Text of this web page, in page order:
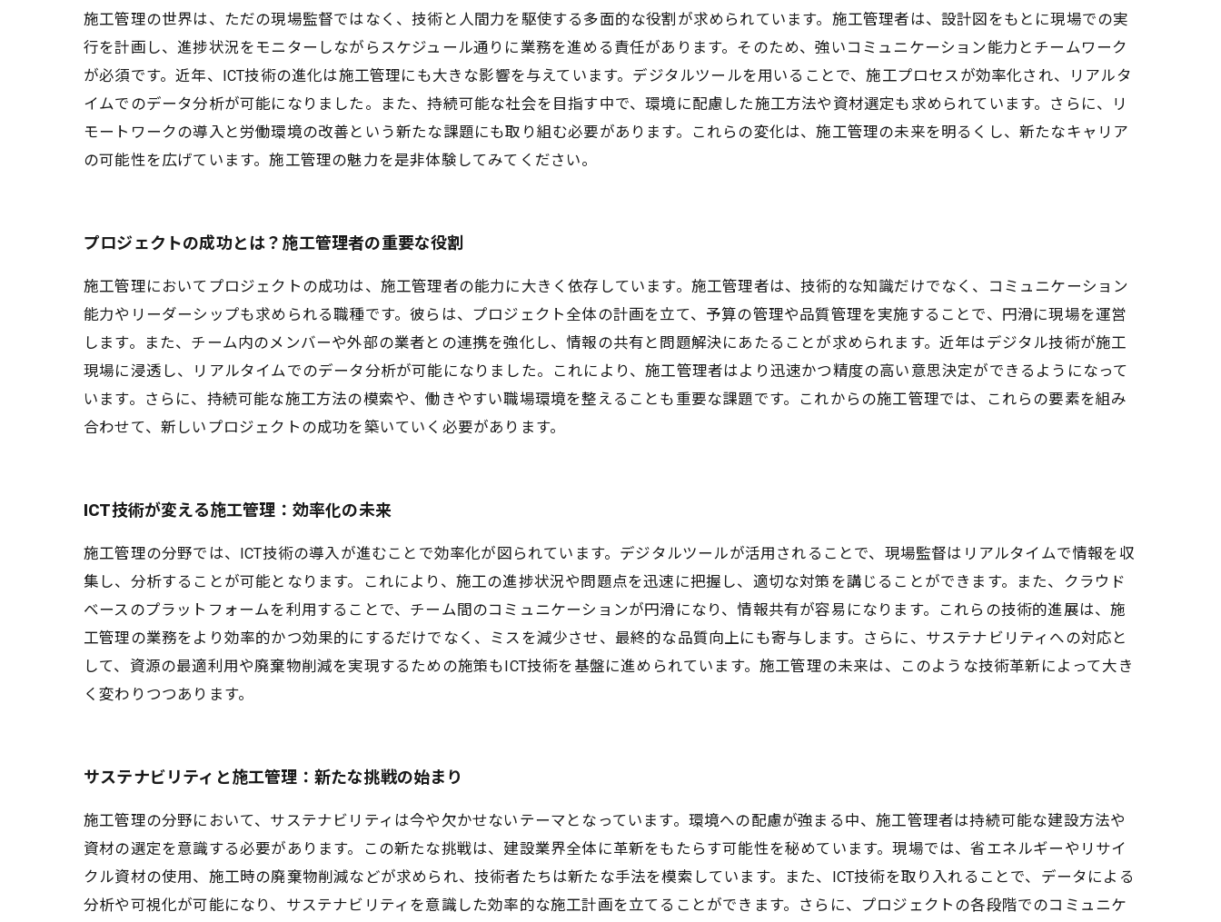
施工管理の世界は、ただの現場監督ではなく、技術と人間力を駆使する多面的な役割が求められています。施工管理者は、設計図をもとに現場での実
行を計画し、進捗状況をモニターしながらスケジュール通りに業務を進める責任があります。そのため、強いコミュニケーション能力とチームワーク
が必須です。近年、ICT技術の進化は施工管理にも大きな影響を与えています。デジタルツールを用いることで、施工プロセスが効率化され、リアルタ
イムでのデータ分析が可能になりました。また、持続可能な社会を目指す中で、環境に配慮した施工方法や資材選定も求められています。さらに、リ
モートワークの導入と労働環境の改善という新たな課題にも取り組む必要があります。これらの変化は、施工管理の未来を明るくし、新たなキャリア
の可能性を広げています。施工管理の魅力を是非体験してみてください。
プロジェクトの成功とは？施工管理者の重要な役割
施工管理においてプロジェクトの成功は、施工管理者の能力に大きく依存しています。施工管理者は、技術的な知識だけでなく、コミュニケーション
能力やリーダーシップも求められる職種です。彼らは、プロジェクト全体の計画を立て、予算の管理や品質管理を実施することで、円滑に現場を運営
します。また、チーム内のメンバーや外部の業者との連携を強化し、情報の共有と問題解決にあたることが求められます。近年はデジタル技術が施工
現場に浸透し、リアルタイムでのデータ分析が可能になりました。これにより、施工管理者はより迅速かつ精度の高い意思決定ができるようになって
います。さらに、持続可能な施工方法の模索や、働きやすい職場環境を整えることも重要な課題です。これからの施工管理では、これらの要素を組み
合わせて、新しいプロジェクトの成功を築いていく必要があります。
ICT技術が変える施工管理：効率化の未来
施工管理の分野では、ICT技術の導入が進むことで効率化が図られています。デジタルツールが活用されることで、現場監督はリアルタイムで情報を収
集し、分析することが可能となります。これにより、施工の進捗状況や問題点を迅速に把握し、適切な対策を講じることができます。また、クラウド
ベースのプラットフォームを利用することで、チーム間のコミュニケーションが円滑になり、情報共有が容易になります。これらの技術的進展は、施
工管理の業務をより効率的かつ効果的にするだけでなく、ミスを減少させ、最終的な品質向上にも寄与します。さらに、サステナビリティへの対応と
して、資源の最適利用や廃棄物削減を実現するための施策もICT技術を基盤に進められています。施工管理の未来は、このような技術革新によって大き
く変わりつつあります。
サステナビリティと施工管理：新たな挑戦の始まり
施工管理の分野において、サステナビリティは今や欠かせないテーマとなっています。環境への配慮が強まる中、施工管理者は持続可能な建設方法や
資材の選定を意識する必要があります。この新たな挑戦は、建設業界全体に革新をもたらす可能性を秘めています。現場では、省エネルギーやリサイ
クル資材の使用、施工時の廃棄物削減などが求められ、技術者たちは新たな手法を模索しています。また、ICT技術を取り入れることで、データによる
分析や可視化が可能になり、サステナビリティを意識した効率的な施工計画を立てることができます。さらに、プロジェクトの各段階でのコミュニケ